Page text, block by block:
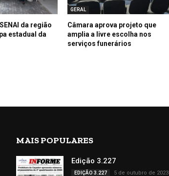
da região
estadual da
GERAL
Câmara aprova projeto que
amplia a livre escolha nos
serviços funerários
MAIS POPULARES
Edição 3.227
EDIÇÃO 3.227 5 de outubro de 2023